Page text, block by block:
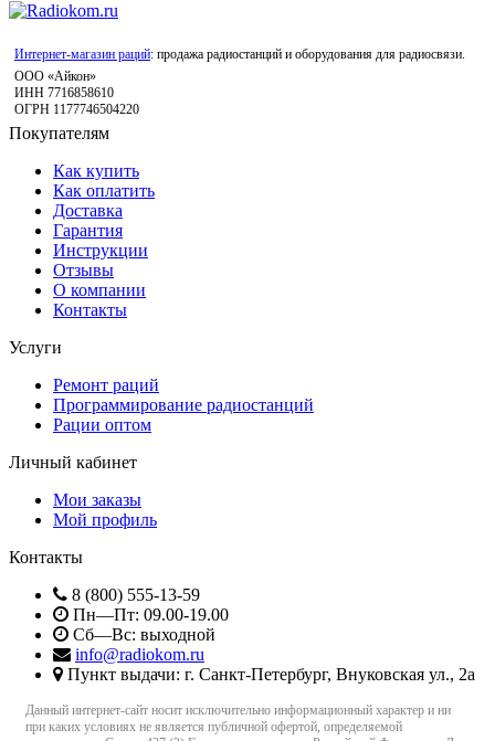
Интернет-магазин раций: продажа радиостанций и оборудования для радиосвязи.
ООО «Айкон»
ИНН 7716858610
ОГРН 1177746504220
Покупателям
Как купить
Как оплатить
Доставка
Гарантия
Инструкции
Отзывы
О компании
Контакты
Услуги
Ремонт раций
Программирование радиостанций
Рации оптом
Личный кабинет
Мои заказы
Мой профиль
Контакты
8 (800) 555-13-59
Пн—Пт: 09.00-19.00
Сб—Вс: выходной
info@radiokom.ru
Пункт выдачи: г. Санкт-Петербург, Внуковская ул., 2а
Данный интернет-сайт носит исключительно информационный характер и ни
при каких условиях не является публичной офертой, определяемой